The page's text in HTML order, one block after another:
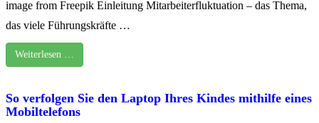
image from Freepik Einleitung Mitarbeiterfluktuation – das Thema,
das viele Führungskräfte …
Weiterlesen …
So verfolgen Sie den Laptop Ihres Kindes mithilfe eines
Mobiltelefons